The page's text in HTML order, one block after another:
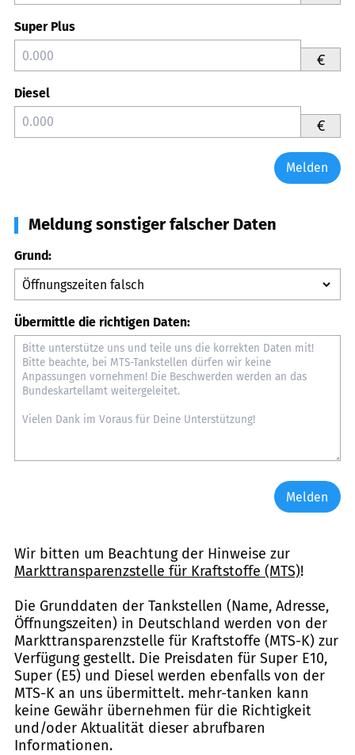
Super Plus
€
Diesel
€
Melden
Meldung sonstiger falscher Daten
Grund:
Übermittle die richtigen Daten:
Melden
Wir bitten um Beachtung der Hinweise zur
Markttransparenzstelle für Kraftstoffe (MTS)!
Die Grunddaten der Tankstellen (Name, Adresse,
Öffnungszeiten) in Deutschland werden von der
Markttransparenzstelle für Kraftstoffe (MTS-K) zur
Verfügung gestellt. Die Preisdaten für Super E10,
Super (E5) und Diesel werden ebenfalls von der
MTS-K an uns übermittelt. mehr-tanken kann
keine Gewähr übernehmen für die Richtigkeit
und/oder Aktualität dieser abrufbaren
Informationen.